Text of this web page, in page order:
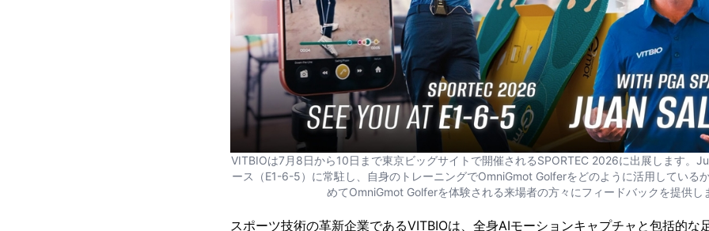
VITBIOは7月8日から10日まで東京ビッグサイトで開催されるSPORTEC 2026に出展します。
ース（E1-6-5）に常駐し、自身のトレーニングでOmniGmot Golferをどのように活用している
めてOmniGmot Golferを体験される来場者の方々にフィードバックを提供し
スポーツ技術の革新企業であるVITBIOは、全身AIモーションキャプチャと包括的な